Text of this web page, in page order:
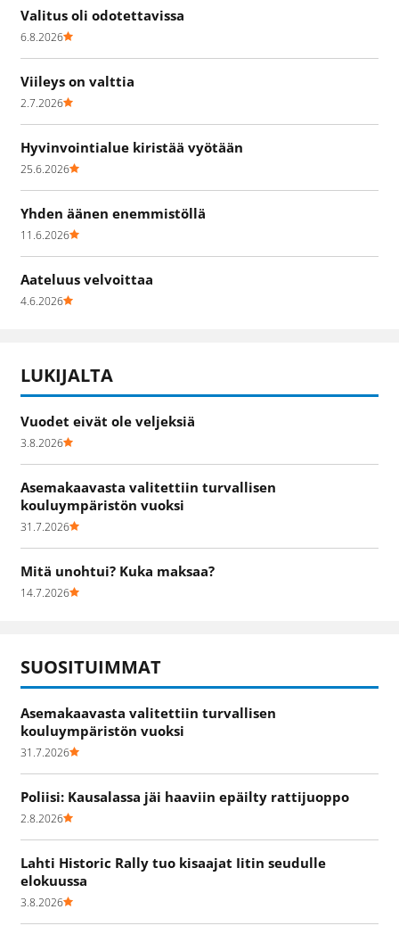
Valitus oli odotettavissa
6.8.2026
Viileys on valttia
2.7.2026
Hyvinvointialue kiristää vyötään
25.6.2026
Yhden äänen enemmistöllä
11.6.2026
Aateluus velvoittaa
4.6.2026
LUKIJALTA
Vuodet eivät ole veljeksiä
3.8.2026
Asemakaavasta valitettiin turvallisen
kouluympäristön vuoksi
31.7.2026
Mitä unohtui? Kuka maksaa?
14.7.2026
SUOSITUIMMAT
Asemakaavasta valitettiin turvallisen
kouluympäristön vuoksi
31.7.2026
Poliisi: Kausalassa jäi haaviin epäilty rattijuoppo
2.8.2026
Lahti Historic Rally tuo kisaajat Iitin seudulle
elokuussa
3.8.2026